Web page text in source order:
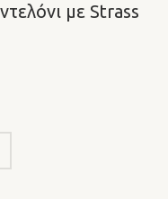
με Strass